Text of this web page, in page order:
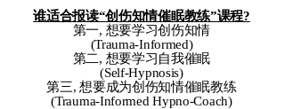
谁适合报读“创伤知情催眠教练”课程?
第一, 想要学习创伤知情
(Trauma-Informed)
第二, 想要学习自我催眠
(Self-Hypnosis)
​第三, 想要成为创伤知情催眠教练
(Trauma-Informed Hypno-Coach)